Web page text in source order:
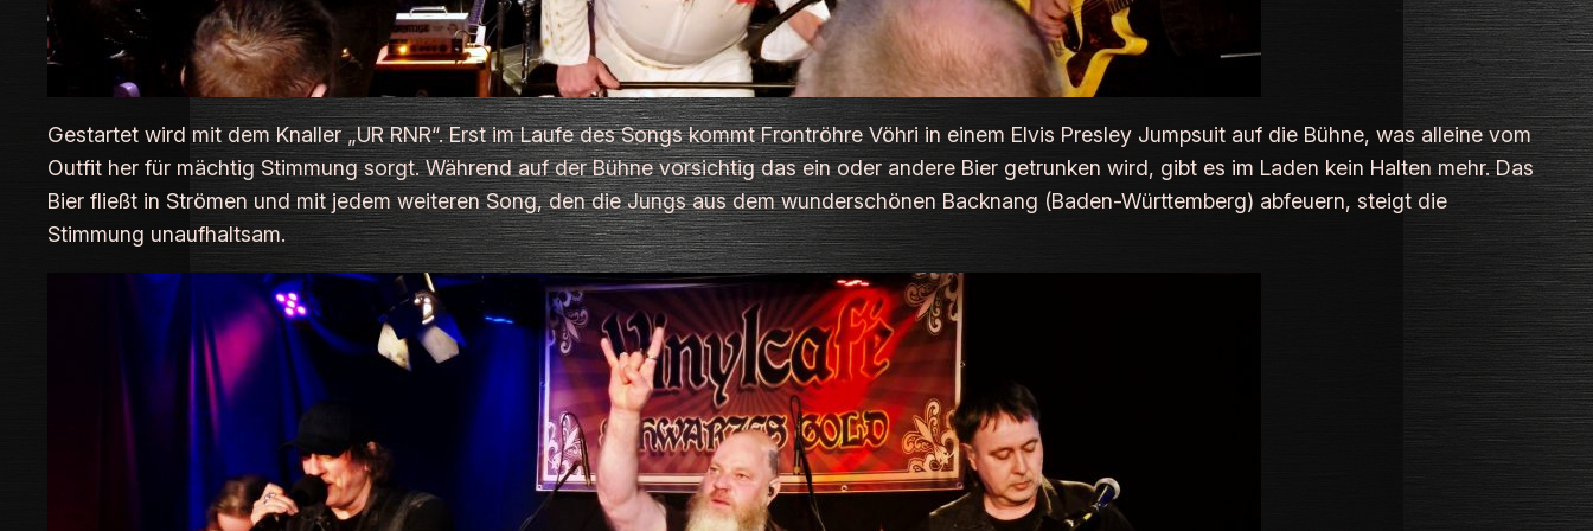
Gestartet wird mit dem Knaller „UR RNR“. Erst im Laufe des Songs kommt Frontröhre Vöhri in einem Elvis Presley Jumpsuit auf die Bühne, was alleine vom
Outfit her für mächtig Stimmung sorgt. Während auf der Bühne vorsichtig das ein oder andere Bier getrunken wird, gibt es im Laden kein Halten mehr. Das
Bier fließt in Strömen und mit jedem weiteren Song, den die Jungs aus dem wunderschönen Backnang (Baden-Württemberg) abfeuern, steigt die
Stimmung unaufhaltsam.